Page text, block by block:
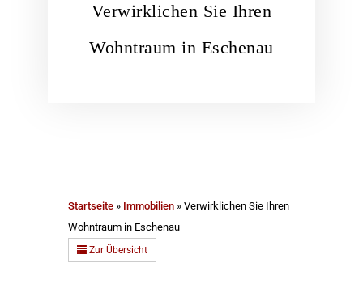
Verwirklichen Sie Ihren
Wohntraum in Eschenau
Startseite » Immobilien » Verwirklichen Sie Ihren
Wohntraum in Eschenau
Zur Übersicht